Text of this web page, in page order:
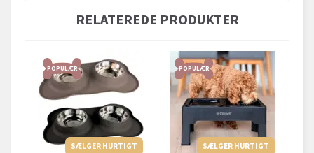
RELATEREDE PRODUKTER
POPULÆR
SÆLGER HURTIGT
POPULÆR
SÆLGER HURTIGT